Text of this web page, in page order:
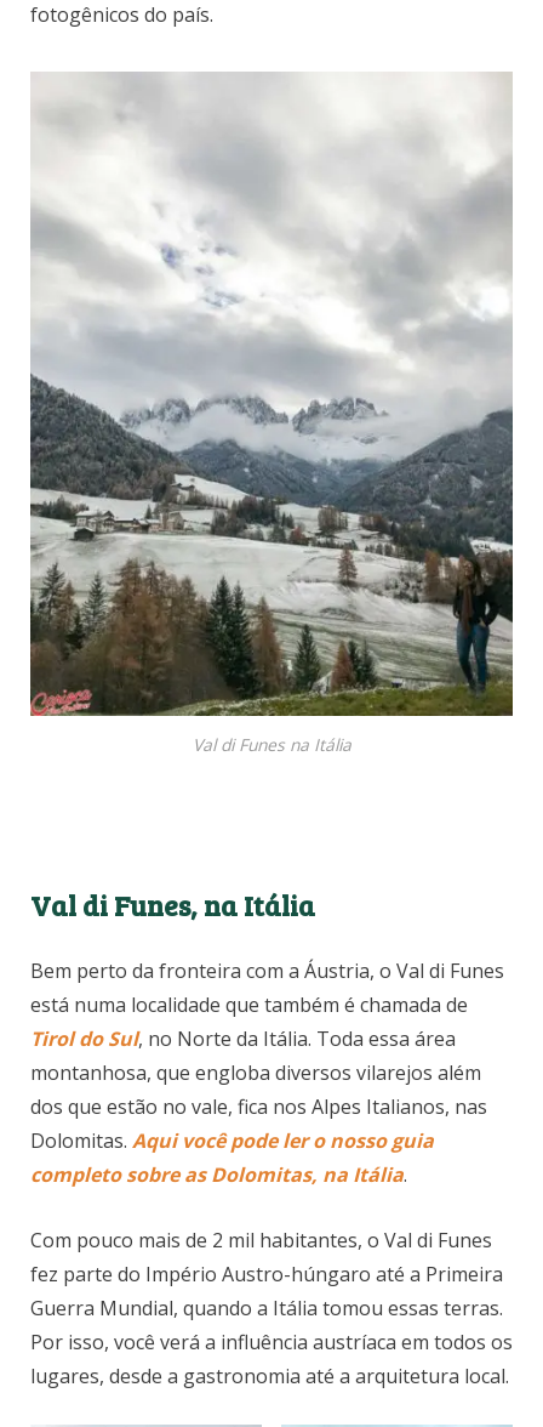
fotogênicos do país.
Val di Funes na Itália
Val di Funes, na Itália
Bem perto da fronteira com a Áustria, o Val di Funes
está numa localidade que também é chamada de
Tirol do Sul, no Norte da Itália. Toda essa área
montanhosa, que engloba diversos vilarejos além
dos que estão no vale, fica nos Alpes Italianos, nas
Dolomitas. Aqui você pode ler o nosso guia
completo sobre as Dolomitas, na Itália.
Com pouco mais de 2 mil habitantes, o Val di Funes
fez parte do Império Austro-húngaro até a Primeira
Guerra Mundial, quando a Itália tomou essas terras.
Por isso, você verá a influência austríaca em todos os
lugares, desde a gastronomia até a arquitetura local.